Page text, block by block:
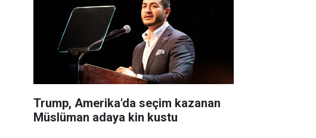
Trump, Amerika'da seçim kazanan
Müslüman adaya kin kustu